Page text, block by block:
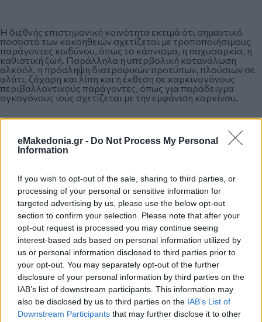
eMakedonia.gr - Do Not Process My Personal
Information
If you wish to opt-out of the sale, sharing to third parties, or
processing of your personal or sensitive information for
targeted advertising by us, please use the below opt-out
section to confirm your selection. Please note that after your
opt-out request is processed you may continue seeing
interest-based ads based on personal information utilized by
us or personal information disclosed to third parties prior to
your opt-out. You may separately opt-out of the further
disclosure of your personal information by third parties on the
IAB’s list of downstream participants. This information may
also be disclosed by us to third parties on the IAB’s List of
Downstream Participants that may further disclose it to other
H διεθνής επιστημονική κοινότητα εκτιμά ότι σημαντικό
ποσοστό των κακοηθειών σχετίζεται με τροποποιήσιμους
παράγοντες κινδύνου, όπως το κάπνισμα, η παχυσαρκία, η
καθιστική ζωή. Παράλληλα η υπερβολική κατανάλωση
αλκοόλ, η πρόσληψη διατροφικών προτύπων, πλούσιων σε
αλάτι, ζάχαρη και λίπη και η έκθεση σε καρκινογόνους
περιβαλλοντικούς παράγοντες, όπως για παράδειγμα
ογκογόνους ιούς σχετίζεται με την εμφάνιση καρκίνου.
Επιπλέον, τα οργανωμένα προγράμματα
προσυμπτωματικού ελέγχου παραμένουν κρίσιμος πυλώνας
της αντικαρκινικής στρατηγικής. Η μαστογραφία, η
τεχνικές απεικόνισης σε πληθυσμούς υψηλού κινδύνου
επιτρέπουν τη διάγνωση της νόσου σε προκλινικά ή πρώιμα
στάδια, όταν η θεραπευτική παρέμβαση είναι περισσότερο
αποτελεσματική και τα ποσοστά ίασης σημαντικά
υψηλότερα.
«Η Παγκόσμια Ημέρα Επιζώντων από τον Καρκίνο
αποτελεί, επομένως, μια ημέρα εορτασμού αλλά και
ευαισθητοποίησης και βρίσκει την ογκολογική κοινότητα σε
μια περίοδο πρωτοφανούς επιστημονικής προόδου. Τιμά
τους ανθρώπους που αντιμετώπισαν ή συνεχίζουν να
αντιμετωπίζουν τη νόσο, αναδεικνύει τη σημασία της
επιστημονικής έρευνας και υπενθυμίζει ότι η πρόληψη, η
έγκαιρη διάγνωση και η πρόσβαση σε σύγχρονες,